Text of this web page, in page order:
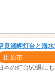
良湖岬灯台と海
田原市
本の灯台50選に